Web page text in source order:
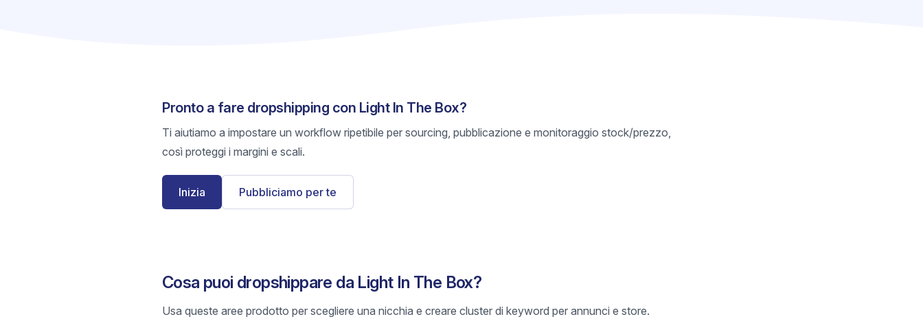
Pronto a fare dropshipping con Light In The Box?
Ti aiutiamo a impostare un workflow ripetibile per sourcing, pubblicazione e monitoraggio stock/prezzo,
così proteggi i margini e scali.
Inizia Pubbliciamo per te
Cosa puoi dropshippare da Light In The Box?
Usa queste aree prodotto per scegliere una nicchia e creare cluster di keyword per annunci e store.